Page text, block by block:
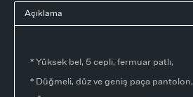
Açıklama
* Yüksek bel, 5 cepli, fermuar patlı,
* Düğmeli, düz ve geniş paça pantolon,